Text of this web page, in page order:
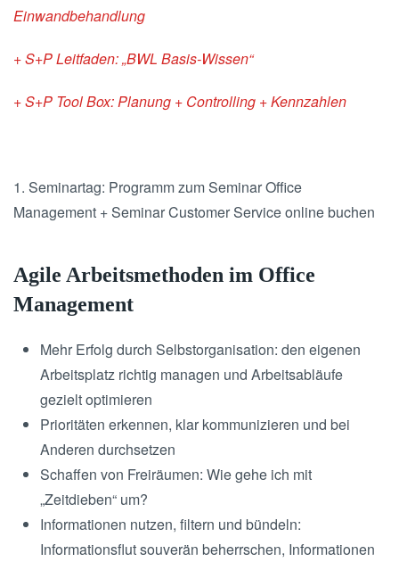
Einwandbehandlung
+ S+P Leitfaden: „BWL Basis-Wissen“
+ S+P Tool Box: Planung + Controlling + Kennzahlen
1. Seminartag: Programm zum Seminar Office
Management + Seminar Customer Service online buchen
Agile Arbeitsmethoden im Office
Management
Mehr Erfolg durch Selbstorganisation: den eigenen
Arbeitsplatz richtig managen und Arbeitsabläufe
gezielt optimieren
Prioritäten erkennen, klar kommunizieren und bei
Anderen durchsetzen
Schaffen von Freiräumen: Wie gehe ich mit
„Zeitdieben“ um?
Informationen nutzen, filtern und bündeln:
Informationsflut souverän beherrschen, Informationen